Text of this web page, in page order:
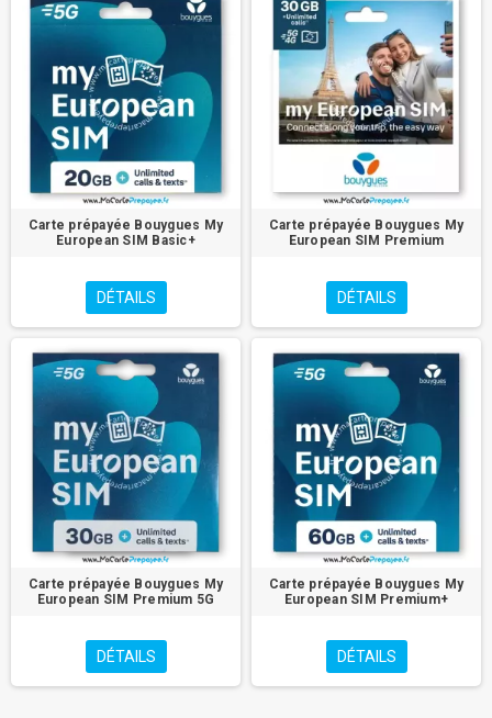
Carte prépayée Bouygues My
European SIM Basic+
DÉTAILS
Carte prépayée Bouygues My
European SIM Premium
DÉTAILS
Carte prépayée Bouygues My
European SIM Premium 5G
DÉTAILS
Carte prépayée Bouygues My
European SIM Premium+
DÉTAILS